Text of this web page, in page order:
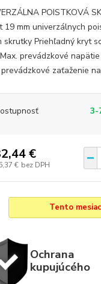
POISTKOVÁ
19 mm univerzálnych
skrutky Priehľadný kryt
prevádzkové
zaťaženie
3-
€
€ bez DPH
Tento
Ochrana
kupujúcého